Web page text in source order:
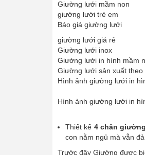
Giường lưới mầm non
giường lưới trẻ em
Báo giá giường lưới
giường lưới giá rẻ
Giường lưới inox
Giường lưới in hình mầm
Giường lưới sản xuất theo
Hình ảnh giường lưới in
Hình ảnh giường lưới in
Thiết kế 4 chân
con nằm ngủ mà vẫn
Trước đây Giường được